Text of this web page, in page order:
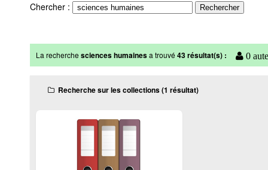
Chercher :
La recherchesciences humainesa trouvé43 résultat(s) : 0
Recherche sur les collections (1 résultat)